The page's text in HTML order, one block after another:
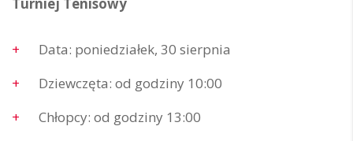
Data: poniedziałek, 30 sierpnia
Dziewczęta: od godziny 10:00
Chłopcy: od godziny 13:00